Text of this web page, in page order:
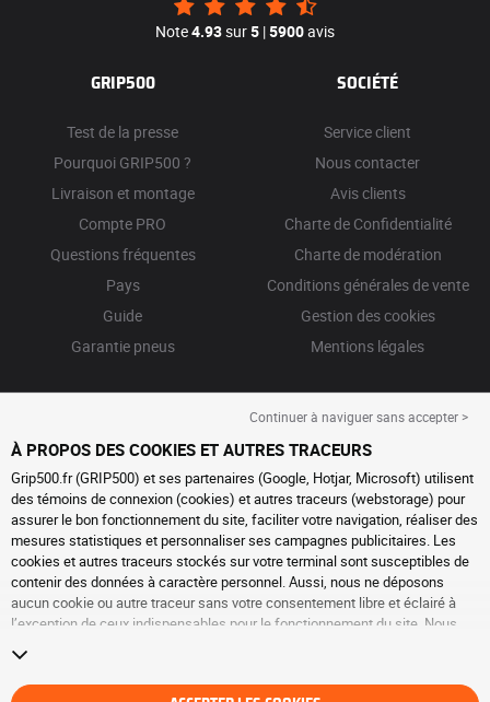
Note4.93sur5 |5900avis
GRIP500
Test de la presse
Pourquoi GRIP500 ?
Livraison et montage
Compte PRO
Questions fréquentes
Pays
Guide
Garantie pneus
SOCIÉTÉ
Service client
Nous contacter
Avis clients
Charte de Confidentialité
Charte de modération
Conditions générales de vente
Gestion des cookies
Mentions légales
Continuer à naviguer sans accepter >
À PROPOS DES COOKIES ET AUTRES TRACEURS
Grip500.fr (GRIP500) et ses partenaires (Google, Hotjar, Microsoft) utilisent
des témoins de connexion (cookies) et autres traceurs (webstorage) pour
assurer le bon fonctionnement du site, faciliter votre navigation, réaliser des
mesures statistiques et personnaliser ses campagnes publicitaires. Les
cookies et autres traceurs stockés sur votre terminal sont susceptibles de
contenir des données à caractère personnel. Aussi, nous ne déposons
aucun cookie ou autre traceur sans votre consentement libre et éclairé à
l’exception de ceux indispensables pour le fonctionnement du site. Nous
consentement à tout moment en vous rendant sur la
traceurs. Vous pouvez choisir de continuer à naviguer sans accepter le